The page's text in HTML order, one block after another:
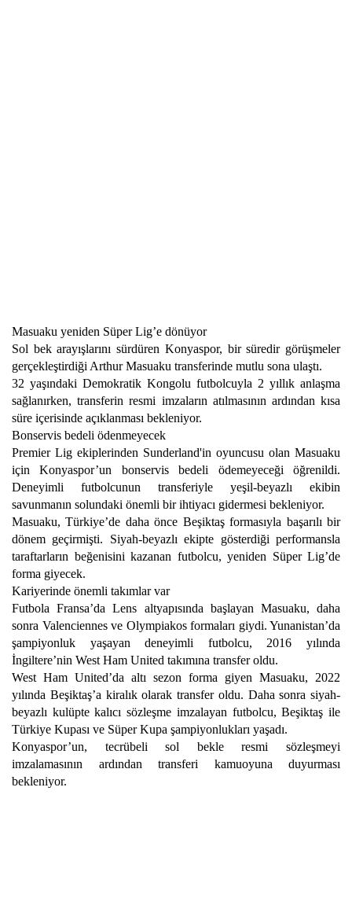
Masuaku yeniden Süper Lig’e dönüyor
Sol bek arayışlarını sürdüren Konyaspor, bir süredir görüşmeler
gerçekleştirdiği Arthur Masuaku transferinde mutlu sona ulaştı.
32 yaşındaki Demokratik Kongolu futbolcuyla 2 yıllık anlaşma
sağlanırken, transferin resmi imzaların atılmasının ardından kısa
süre içerisinde açıklanması bekleniyor.
Bonservis bedeli ödenmeyecek
Premier Lig ekiplerinden Sunderland'in oyuncusu olan Masuaku
için Konyaspor’un bonservis bedeli ödemeyeceği öğrenildi.
Deneyimli futbolcunun transferiyle yeşil-beyazlı ekibin
savunmanın solundaki önemli bir ihtiyacı gidermesi bekleniyor.
Masuaku, Türkiye’de daha önce Beşiktaş formasıyla başarılı bir
dönem geçirmişti. Siyah-beyazlı ekipte gösterdiği performansla
taraftarların beğenisini kazanan futbolcu, yeniden Süper Lig’de
forma giyecek.
Kariyerinde önemli takımlar var
Futbola Fransa’da Lens altyapısında başlayan Masuaku, daha
sonra Valenciennes ve Olympiakos formaları giydi. Yunanistan’da
şampiyonluk yaşayan deneyimli futbolcu, 2016 yılında
İngiltere’nin West Ham United takımına transfer oldu.
West Ham United’da altı sezon forma giyen Masuaku, 2022
yılında Beşiktaş’a kiralık olarak transfer oldu. Daha sonra siyah-
beyazlı kulüpte kalıcı sözleşme imzalayan futbolcu, Beşiktaş ile
Türkiye Kupası ve Süper Kupa şampiyonlukları yaşadı.
Konyaspor’un, tecrübeli sol bekle resmi sözleşmeyi
imzalamasının ardından transferi kamuoyuna duyurması
bekleniyor.